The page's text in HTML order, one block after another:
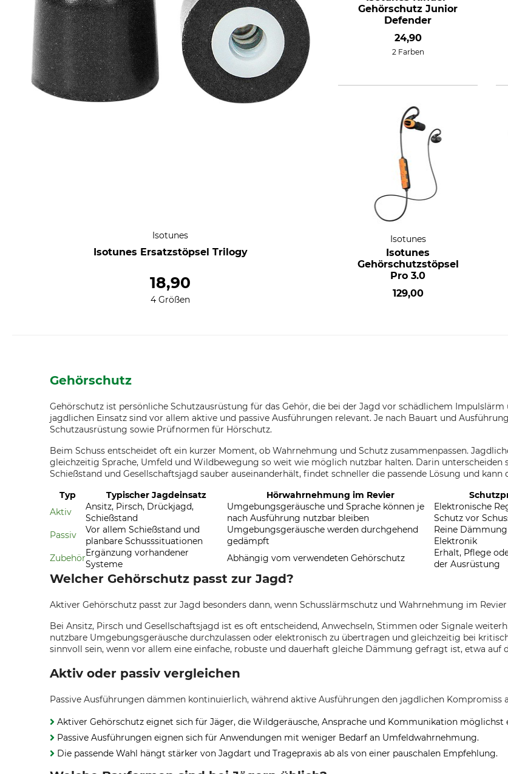
Isotunes
Isotunes Ersatzstöpsel Trilogy
18,90
4 Größen
Gehörschutz Junior
Defender
24,90
2 Farben
Isotunes
Isotunes
Gehörschutzstöpsel
Pro 3.0
129,00
Gehörschutz
Gehörschutz ist persönliche Schutzausrüstung für das Gehör, die bei der Jagd vor schädlichem
jagdlichen Einsatz sind vor allem aktive und passive Ausführungen relevant. Je nach Bauart und
Schutzausrüstung sowie Prüfnormen für Hörschutz.
Beim Schuss entscheidet oft ein kurzer Moment, ob Wahrnehmung und Schutz zusammenpassen.
gleichzeitig Sprache, Umfeld und Wildbewegung so weit wie möglich nutzbar halten. Darin unterscheiden
Schießstand und Gesellschaftsjagd sauber auseinanderhält, findet schneller die passende Lösung und
Typ
Typischer Jagdeinsatz Hörwahrnehmung im Revier
Aktiv
Ansitz, Pirsch, Drückjagd,
Schießstand
Umgebungsgeräusche und Sprache können je
nach Ausführung nutzbar bleiben
Elektronische
Schutz vor
Passiv
Vor allem Schießstand und
planbare Schusssituationen
Umgebungsgeräusche werden durchgehend
gedämpft
Reine
Elektronik
ZubehörErgänzung vorhandener
Systeme
Abhängig vom verwendeten Gehörschutz
Erhalt, Pflege
der Ausrüstung
Welcher Gehörschutz passt zur Jagd?
Aktiver Gehörschutz passt zur Jagd besonders dann, wenn Schusslärmschutz und Wahrnehmung im
Bei Ansitz, Pirsch und Gesellschaftsjagd ist es oft entscheidend, Anwechseln, Stimmen oder Signale
nutzbare Umgebungsgeräusche durchzulassen oder elektronisch zu übertragen und gleichzeitig bei
sinnvoll sein, wenn vor allem eine einfache, robuste und dauerhaft gleiche Dämmung gefragt ist, etwa auf
Aktiv oder passiv vergleichen
Passive Ausführungen dämmen kontinuierlich, während aktive Ausführungen den jagdlichen Kompromiss
Aktiver Gehörschutz eignet sich für Jäger, die Wildgeräusche, Ansprache und Kommunikation möglichst
Passive Ausführungen eignen sich für Anwendungen mit weniger Bedarf an Umfeldwahrnehmung.
Die passende Wahl hängt stärker von Jagdart und Tragepraxis ab als von einer pauschalen Empfehlung.